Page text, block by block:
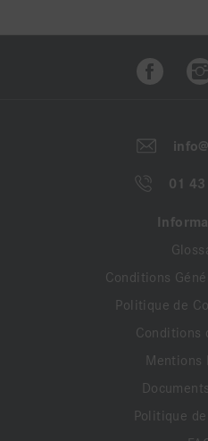
de diamant de haute
• Longévité améliorée :
• Une efficacité adaptée à
prothétique.
• Gros cristaux (bague
Haute capacité
Capacité d’enlèvement
01 43
Conditions
Politique de
Conditions
Mentions
Politique